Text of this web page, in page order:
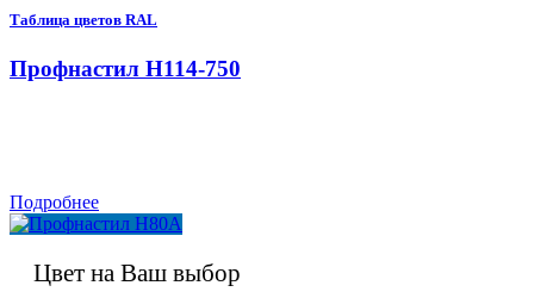
Таблица цветов RAL
Профнастил H114-750
Подробнее
Цвет на Ваш выбор